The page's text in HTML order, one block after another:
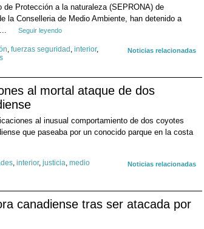
Protección a la naturaleza (SEPRONA) de
la Conselleria de Medio Ambiente, han detenido a
Seguir leyendo
Noticias relacionadas
, fuerzas seguridad , interior,
al mortal ataque de dos
al inusual comportamiento de dos coyotes
que paseaba por un conocido parque en la costa
Noticias relacionadas
, interior, justicia, medio
canadiense tras ser atacada por